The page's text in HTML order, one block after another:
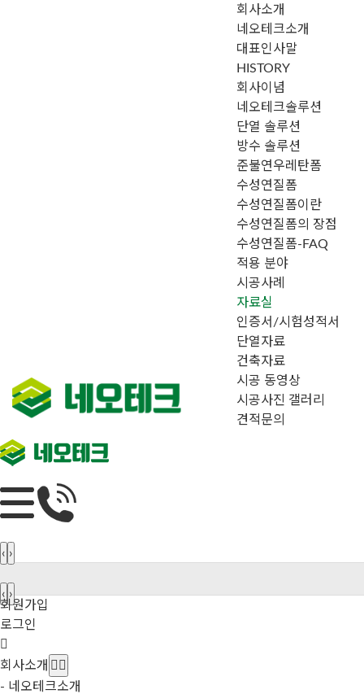
회사소개
네오테크소개
대표인사말
HISTORY
회사이념
네오테크솔루션
단열 솔루션
방수 솔루션
준불연우레탄폼
수성연질폼
수성연질폼이란
수성연질폼의 장점
수성연질폼-FAQ
적용 분야
시공사례
자료실
인증서/시험성적서
단열자료
건축자료
시공 동영상
시공사진 갤러리
견적문의
‹ ›
‹ ›
회원가입
로그인
회사소개
- 네오테크소개